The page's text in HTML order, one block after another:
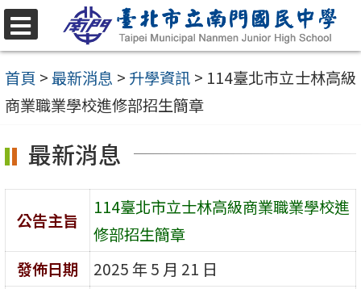
跳
至
主
要
容
選
單
首頁 >最新消息 > 升學資訊 > 114臺北市立士林高級
商業職業學校進修部招生簡章
最新消息
公告主旨
114臺北市立士林高級商業職業學校進
修部招生簡章
發佈日期
2025 年 5 月 21 日